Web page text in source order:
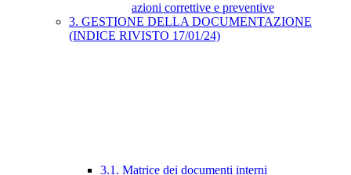
azioni correttive e preventive
3. GESTIONE DELLA DOCUMENTAZIONE
(INDICE RIVISTO 17/01/24)
3.1. Matrice dei documenti interni